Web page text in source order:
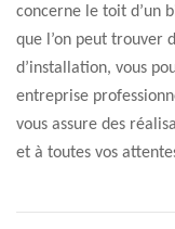
concerne le toit d’un
que l’on peut trouver
d’installation, vous
entreprise
vous assure des
et à toutes vos